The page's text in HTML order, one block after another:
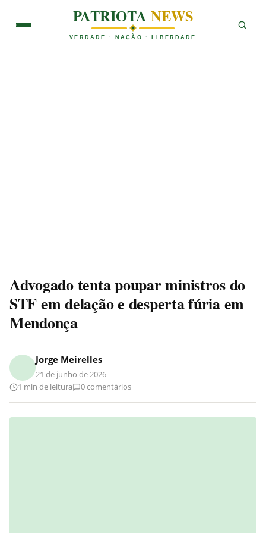
PATRIOTANEWS
VERDADE · NAÇÃO · LIBERDADE
Advogado tenta poupar ministros do
STF em delação e desperta fúria em
Mendonça
Jorge Meirelles
21 de junho de 2026
1 min de leitura
0 comentários